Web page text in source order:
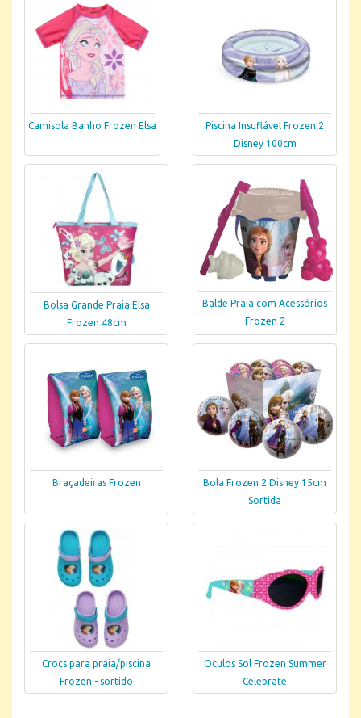
Camisola Banho Frozen Elsa
Piscina Insuflável Frozen 2
Disney 100cm
Bolsa Grande Praia Elsa
Frozen 48cm
Balde Praia com Acessórios
Frozen 2
Braçadeiras Frozen
Bola Frozen 2 Disney 15cm
Sortida
Crocs para praia/piscina
Frozen - sortido
Oculos Sol Frozen Summer
Celebrate